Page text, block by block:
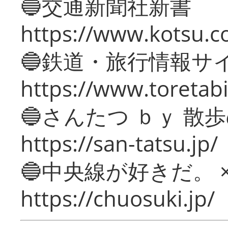
🔵交通新聞社新書
https://
🔵鉄道・旅行情報サ
https://
🔵さんたつ ｂｙ 散
https://san-tatsu.jp/
🔵中央線が好きだ。
https://chuosuki.jp/